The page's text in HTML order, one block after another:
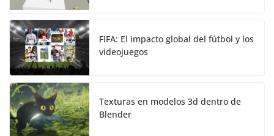
FIFA: El impacto global del fútbol y los
videojuegos
Texturas en modelos 3d dentro de
Blender